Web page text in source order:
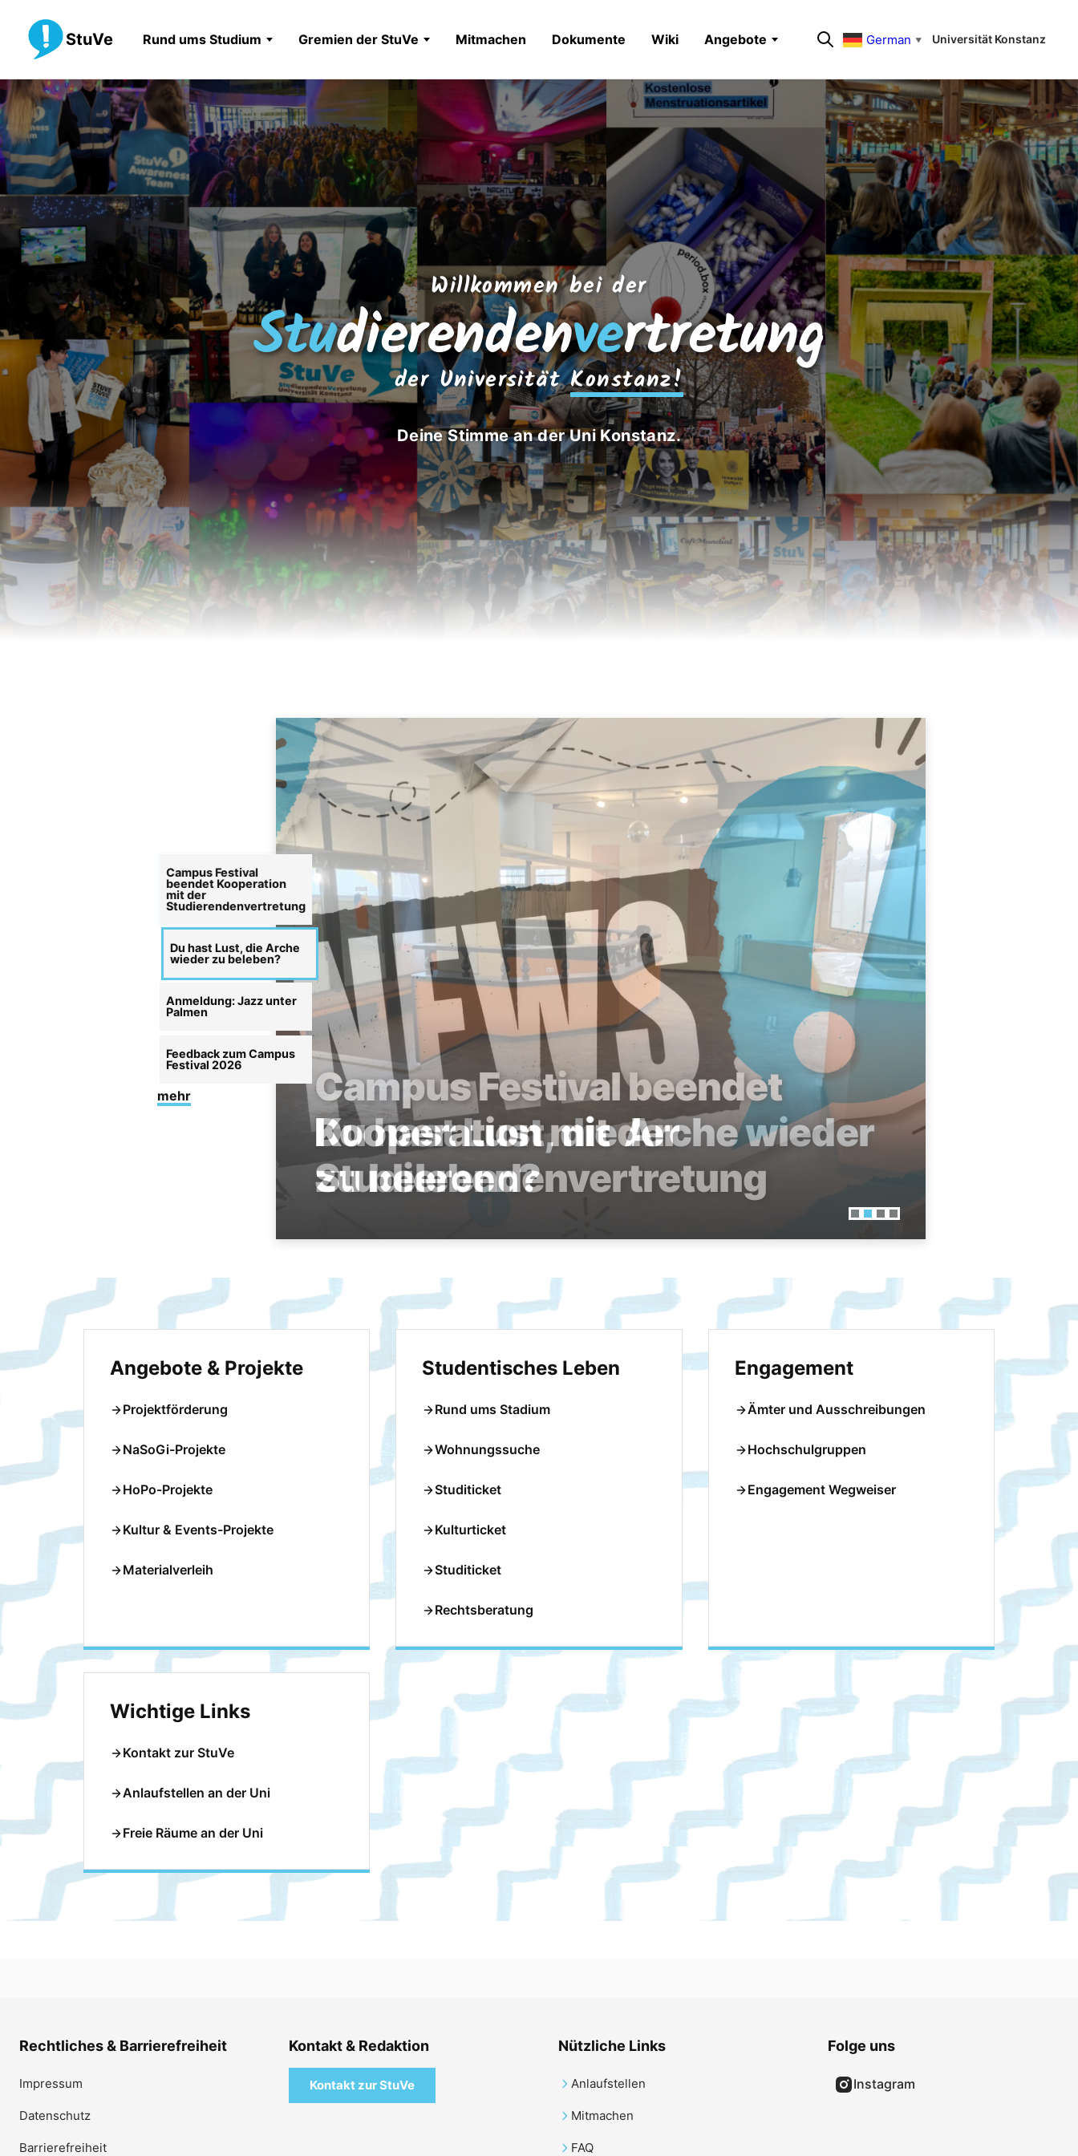
StuVe Rund ums Studium Gremien der StuVe Mitmachen Dokumente Wiki Angebote German ▼ Universität Konstanz
Willkommen bei der
Studierendenvertretung
der UniversitätKonstanz!
Deine Stimme an der Uni Konstanz.
Campus Festival
beendet Kooperation
mit der
Studierendenvertretung
Du hast Lust, die Arche
wieder zu beleben?
Anmeldung: Jazz unter
Palmen
Feedback zum Campus
Festival 2026
mehr
Du hast Lust, die Arche wieder
zu beleben?
Angebote & Projekte
Projektförderung
NaSoGi-Projekte
HoPo-Projekte
Kultur & Events-Projekte
Materialverleih
Studentisches Leben
Rund ums Stadium
Wohnungssuche
Studiticket
Kulturticket
Studiticket
Rechtsberatung
Engagement
Ämter und Ausschreibungen
Hochschulgruppen
Engagement Wegweiser
Wichtige Links
Kontakt zur StuVe
Anlaufstellen an der Uni
Freie Räume an der Uni
Rechtliches & Barrierefreiheit
Impressum
Datenschutz
Barrierefreiheit
Kontakt & Redaktion
Kontakt zur StuVe
Nützliche Links
Anlaufstellen
Mitmachen
FAQ
Folge uns
Instagram